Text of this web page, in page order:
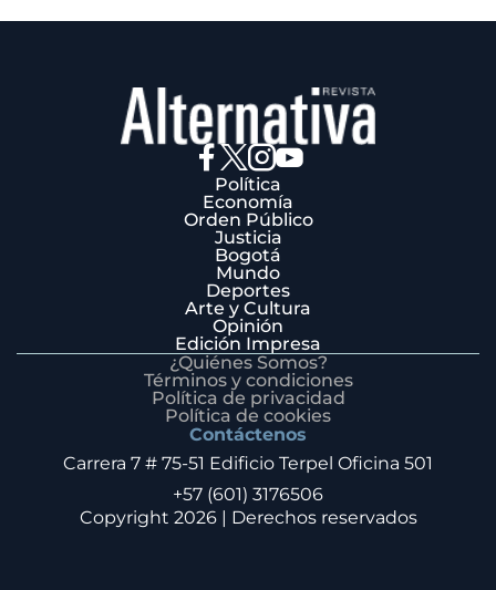
Política
Economía
Orden Público
Justicia
Bogotá
Mundo
Deportes
Arte y Cultura
Opinión
Edición Impresa
¿Quiénes Somos?
Términos y condiciones
Política de privacidad
Política de cookies
Contáctenos
Carrera 7 # 75-51 Edificio Terpel Oficina 501
+57 (601) 3176506
Copyright 2026 | Derechos reservados